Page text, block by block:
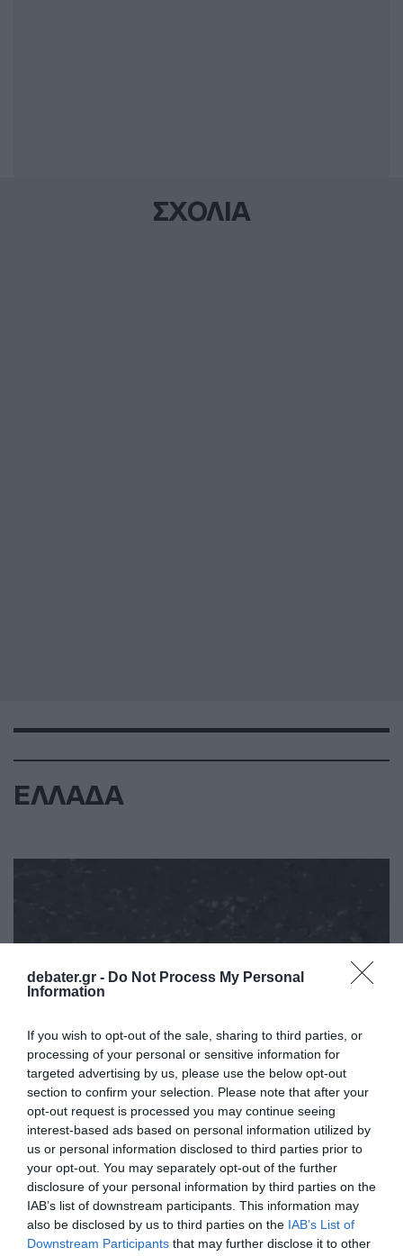
debater.gr - Do Not Process My Personal
Information
If you wish to opt-out of the sale, sharing to third parties, or
processing of your personal or sensitive information for
targeted advertising by us, please use the below opt-out
section to confirm your selection. Please note that after your
opt-out request is processed you may continue seeing
interest-based ads based on personal information utilized by
us or personal information disclosed to third parties prior to
your opt-out. You may separately opt-out of the further
disclosure of your personal information by third parties on the
IAB’s list of downstream participants. This information may
also be disclosed by us to third parties on the IAB’s List of
Downstream Participants that may further disclose it to other
ΣΧΟΛΙΑ
ΕΛΛΑΔΑ
ΕΛΛΑΔΑ
Δείτε τις προσπάθειες χελώνας να
γεννήσει σε παραλία της Ρόδου – Η
προειδοποίηση των κατοίκων (βίντεο)
Το ζώο δεν τα κατάφερε και αναμένεται να επιστρέψει